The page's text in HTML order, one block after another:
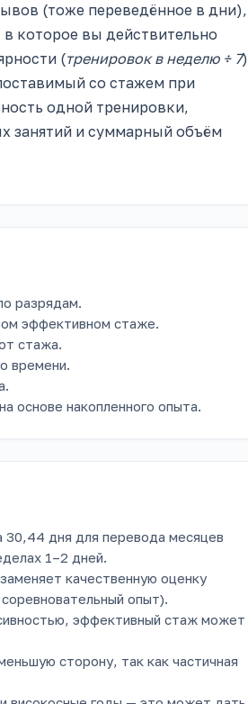
(тоже переведённое в дни),
которое вы действительно
(тренировок в неделю ÷ 7)
со стажем при
одной тренировки,
занятий и суммарный объём
разрядам.
эффективном стаже.
стажа.
времени.
основе накопленного опыта.
30,44 дня для перевода месяцев
1–2 дней.
качественную оценку
опыт).
эффективный стаж может
сторону, так как частичная